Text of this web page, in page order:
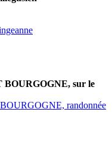
sur le
randonnée